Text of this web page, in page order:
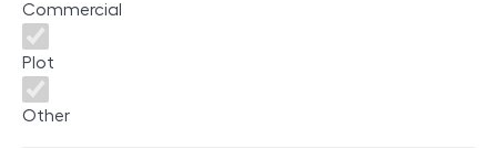
Commercial
Plot
Other